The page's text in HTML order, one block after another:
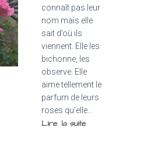
connaît pas leur
nom mais elle
sait d’où ils
viennent. Elle les
bichonne, les
observe. Elle
aime tellement le
parfum de leurs
roses qu’elle...
Lire la suite